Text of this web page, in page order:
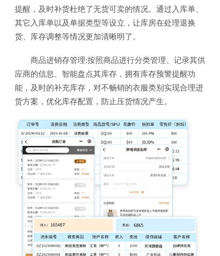
提醒，及时补货杜绝了无货可卖的情况。通过入库单、
其它入库单以及单据类型等设立，让库房在处理退换
货、库存调整等情况更加清晰明了。
商品进销存管理:按照商品进行分类管理、记录其供
应商的信息、智能盘点其库存，拥有库存预警提醒功
能，及时的补充库存，对不畅销的衣服类别实现合理进
货方案，优化库存配置，防止压货情况产生。